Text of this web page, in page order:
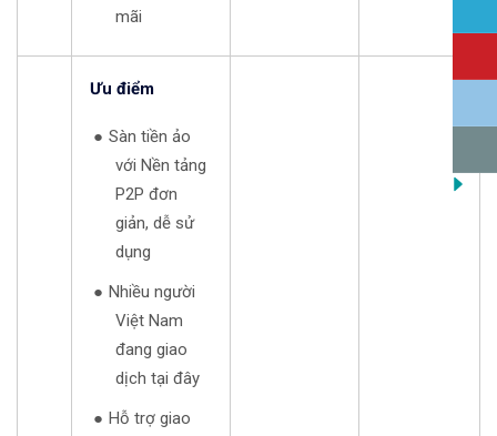
mãi
Ưu điểm
Sàn tiền ảo
với Nền tảng
P2P đơn
giản, dễ sử
dụng
Nhiều người
Việt Nam
đang giao
dịch tại đây
Hỗ trợ giao